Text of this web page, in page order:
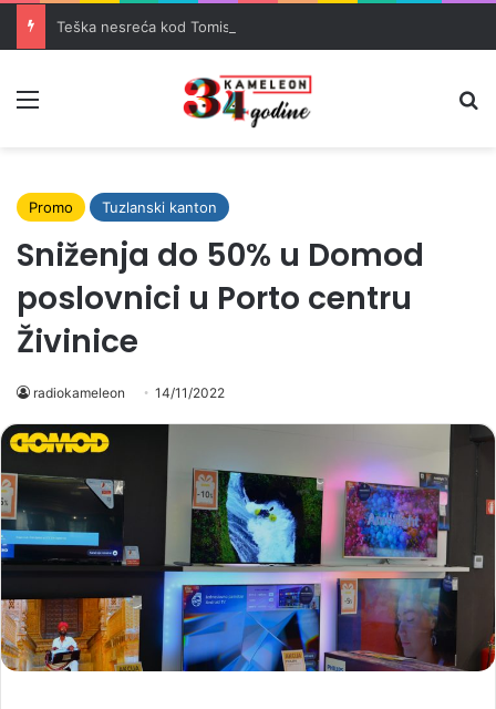
Promo Tuzlanski kanton
Sniženja do 50% u Domod
poslovnici u Porto centru
Živinice
radiokameleon 14/11/2022